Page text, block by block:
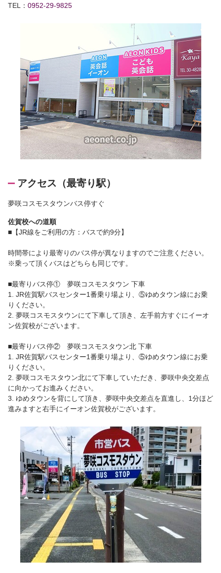
TEL： 0952-29-9825
アクセス（最寄り駅）
夢咲コスモスタウンバス停すぐ
佐賀校への道順
■【JR線をご利用の方：バスで約9分】
時間帯により最寄りのバス停が異なりますのでご注意ください。
※乗って頂くバスはどちらも同じです。
■最寄りバス停① 夢咲コスモスタウン 下車
1. JR佐賀駅バスセンター1番乗り場より、⑤ゆめタウン線にお乗
りください。
2. 夢咲コスモスタウンにて下車して頂き、左手前方すぐにイーオ
ン佐賀校がございます。
■最寄りバス停② 夢咲コスモスタウン北 下車
1. JR佐賀駅バスセンター1番乗り場より、⑤ゆめタウン線にお乗
りください。
2. 夢咲コスモスタウン北にて下車していただき、夢咲中央交差点
に向かってお進みください。
3. ゆめタウンを背にして頂き、夢咲中央交差点を直進し、1分ほど
進みますと右手にイーオン佐賀校がございます。